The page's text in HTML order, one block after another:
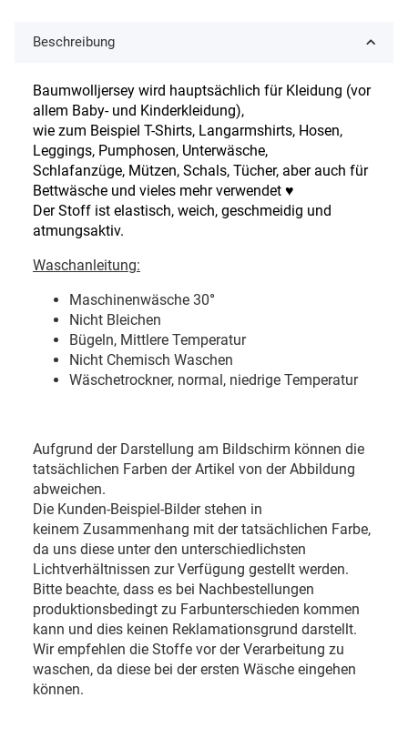
Beschreibung
Baumwolljersey wird hauptsächlich für Kleidung (vor
allem Baby- und Kinderkleidung),
wie zum Beispiel T-Shirts, Langarmshirts, Hosen,
Leggings, Pumphosen, Unterwäsche,
Schlafanzüge, Mützen, Schals, Tücher, aber auch für
Bettwäsche und vieles mehr verwendet ♥
Der Stoff ist elastisch, weich, geschmeidig und
atmungsaktiv.
Waschanleitung:
Maschinenwäsche 30°
Nicht Bleichen
Bügeln, Mittlere Temperatur
Nicht Chemisch Waschen
Wäschetrockner, normal, niedrige Temperatur
Aufgrund der Darstellung am Bildschirm können die
tatsächlichen Farben der Artikel von der Abbildung
abweichen.
Die Kunden-Beispiel-Bilder stehen in
keinem Zusammenhang mit der tatsächlichen Farbe,
da uns diese unter den unterschiedlichsten
Lichtverhältnissen zur Verfügung gestellt werden.
Bitte beachte, dass es bei Nachbestellungen
produktionsbedingt zu Farbunterschieden kommen
kann und dies keinen Reklamationsgrund darstellt.
Wir empfehlen die Stoffe vor der Verarbeitung zu
waschen, da diese bei der ersten Wäsche eingehen
können.